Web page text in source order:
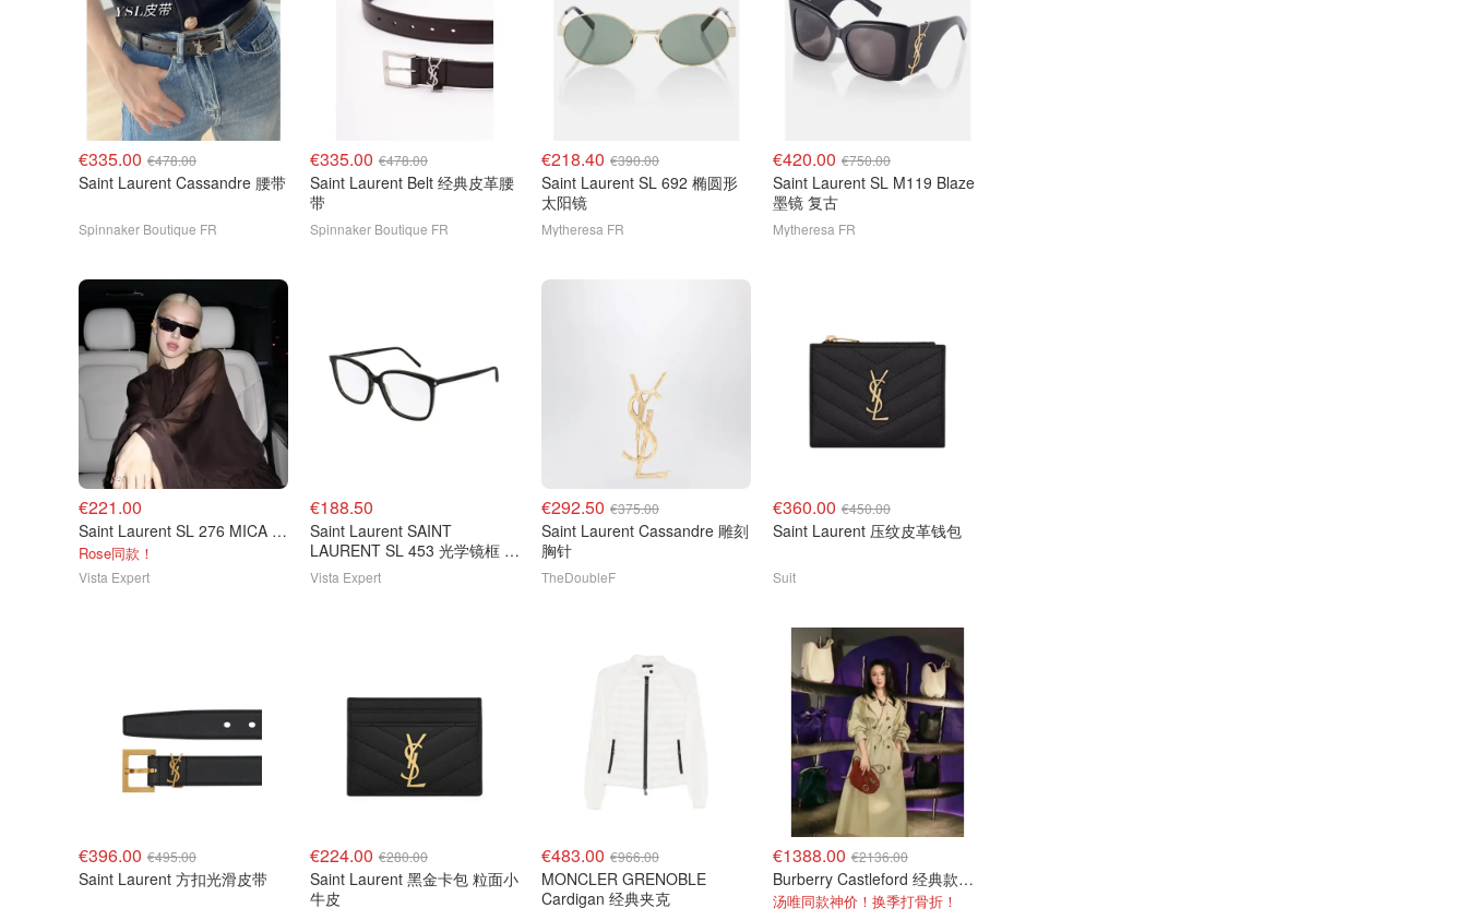
€335.00 €478.00
Saint Laurent Cassandre 腰带
Spinnaker Boutique FR
€335.00 €478.00
Saint Laurent Belt 经典皮革腰
带
Spinnaker Boutique FR
€218.40 €390.00
Saint Laurent SL 692 椭圆形
太阳镜
Mytheresa FR
€420.00 €750.00
Saint Laurent SL M119 Blaze
墨镜 复古
Mytheresa FR
€221.00
Saint Laurent SL 276 MICA 黑色墨镜
Rose同款！
Vista Expert
€188.50
Saint Laurent SAINT
LAURENT SL 453 光学镜框 哈
瓦那色
Vista Expert
€292.50 €375.00
Saint Laurent Cassandre 雕刻
胸针
TheDoubleF
€360.00 €450.00
Saint Laurent 压纹皮革钱包
Suit
€396.00 €495.00
Saint Laurent 方扣光滑皮带
€224.00 €280.00
Saint Laurent 黑金卡包 粒面小
牛皮
€483.00 €966.00
MONCLER GRENOBLE
Cardigan 经典夹克
€1388.00 €2136.00
Burberry Castleford 经典款风衣
汤唯同款神价！换季打骨折！